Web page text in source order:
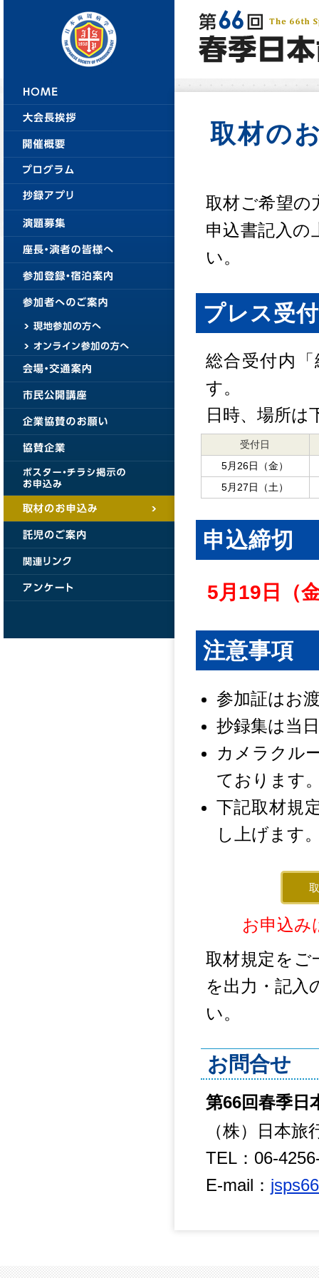
取材の
取材ご希望の
申込書記入の
い。
プレス受付
総合受付内
す。
日時、場所は
受付日
5月26日（金）
5月27日（土）
申込締切
5月19日（
注意事項
参加証はお
抄録集は当
カメラクル
ております
下記取材規
し上げます
お申込み
取材規定をご
を出力・記入
い。
お問合せ
第66回春季
（株）日本
TEL：06-
E-mail：